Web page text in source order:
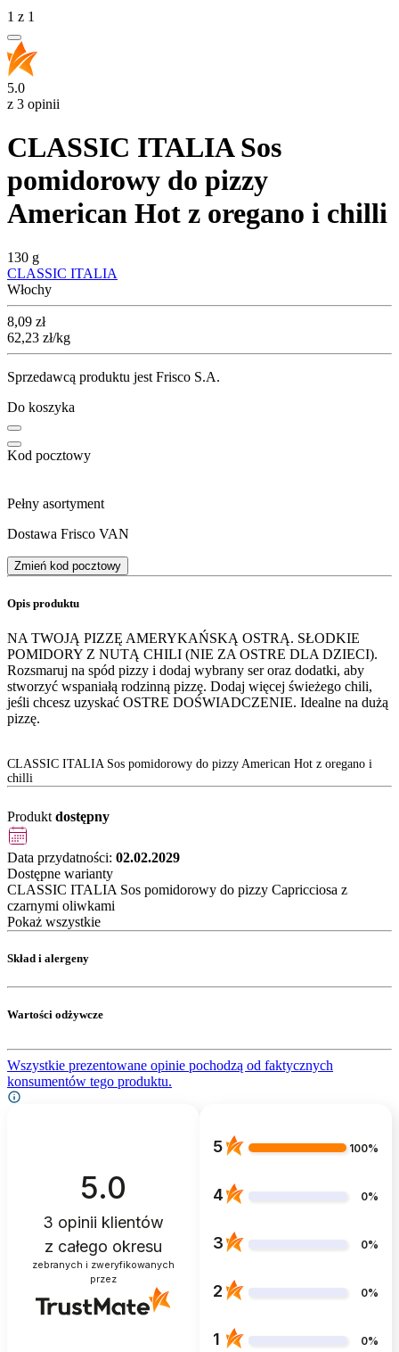
1 z 1
5.0
z 3 opinii
CLASSIC ITALIA Sos
pomidorowy do pizzy
American Hot z oregano i chilli
130 g
CLASSIC ITALIA
Włochy
Cena
8,09 zł
62,23 zł/kg
Sprzedawcą produktu jest Frisco S.A.
Do koszyka
Kod pocztowy
Pełny asortyment
Dostawa Frisco VAN
Zmień kod pocztowy
Opis produktu
NA TWOJĄ PIZZĘ AMERYKAŃSKĄ OSTRĄ. SŁODKIE
POMIDORY Z NUTĄ CHILI (NIE ZA OSTRE DLA DZIECI).
Rozsmaruj na spód pizzy i dodaj wybrany ser oraz dodatki, aby
stworzyć wspaniałą rodzinną pizzę. Dodaj więcej świeżego chili,
jeśli chcesz uzyskać OSTRE DOŚWIADCZENIE. Idealne na dużą
pizzę.
CLASSIC ITALIA Sos pomidorowy do pizzy American Hot z oregano i
chilli
Produkt dostępny
Data przydatności: 02.02.2029
Dostępne warianty
CLASSIC ITALIA Sos pomidorowy do pizzy Capricciosa z
czarnymi oliwkami
Pokaż wszystkie
Skład i alergeny
Wartości odżywcze
Wszystkie prezentowane opinie pochodzą od faktycznych
konsumentów tego produktu.
5.0
3 opinii klientów
z całego okresu
zebranych i zweryfikowanych
przez
5 100%
4 0%
3 0%
2 0%
1 0%